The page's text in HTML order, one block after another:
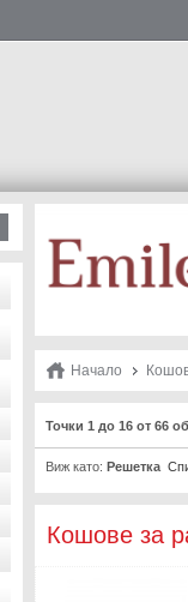
Начало
Точки 1 до 16 от 66
Виж като: Решетка
Кошове за